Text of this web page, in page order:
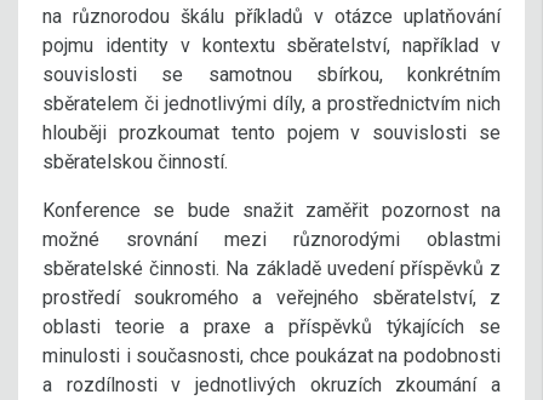
na různorodou škálu příkladů v otázce uplatňování
pojmu identity v kontextu sběratelství, například v
souvislosti se samotnou sbírkou, konkrétním
sběratelem či jednotlivými díly, a prostřednictvím nich
hlouběji prozkoumat tento pojem v souvislosti se
sběratelskou činností.
Konference se bude snažit zaměřit pozornost na
možné srovnání mezi různorodými oblastmi
sběratelské činnosti. Na základě uvedení příspěvků z
prostředí soukromého a veřejného sběratelství, z
oblasti teorie a praxe a příspěvků týkajících se
minulosti i současnosti, chce poukázat na podobnosti
a rozdílnosti v jednotlivých okruzích zkoumání a